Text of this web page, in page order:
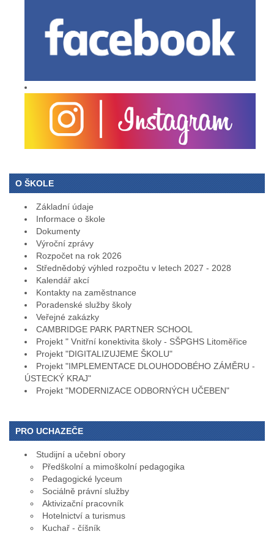
O ŠKOLE
Základní údaje
Informace o škole
Dokumenty
Výroční zprávy
Rozpočet na rok 2026
Střednědobý výhled rozpočtu v letech 2027 - 2028
Kalendář akcí
Kontakty na zaměstnance
Poradenské služby školy
Veřejné zakázky
CAMBRIDGE PARK PARTNER SCHOOL
Projekt " Vnitřní konektivita školy - SŠPGHS Litoměřice
Projekt "DIGITALIZUJEME ŠKOLU"
Projekt "IMPLEMENTACE DLOUHODOBÉHO ZÁMĚRU -
ÚSTECKÝ KRAJ"
Projekt "MODERNIZACE ODBORNÝCH UČEBEN"
PRO UCHAZEČE
Studijní a učební obory
Předškolní a mimoškolní pedagogika
Pedagogické lyceum
Sociálně právní služby
Aktivizační pracovník
Hotelnictví a turismus
Kuchař - číšník